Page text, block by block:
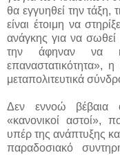
θα εγγυηθεί την τάξη,
είναι έτοιμη να
ανάγκης για να
την άφηναν να
επαναστατικότητα»,
μεταπολιτευτικά
Δεν εννοώ βέβαια
«κανονικοί αστοί»,
υπέρ της ανάπτυξης
παραδοσιακό